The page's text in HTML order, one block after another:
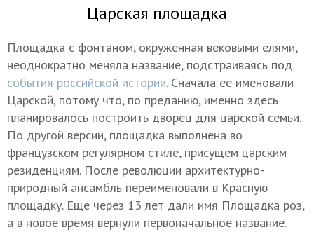
Царская площадка
Площадка с фонтаном, окруженная вековыми елями,
неоднократно меняла название, подстраиваясь под
события российской истории. Сначала ее именовали
Царской, потому что, по преданию, именно здесь
планировалось построить дворец для царской семьи.
По другой версии, площадка выполнена во
французском регулярном стиле, присущем царским
резиденциям. После революции архитектурно-
природный ансамбль переименовали в Красную
площадку. Еще через 13 лет дали имя Площадка роз,
а в новое время вернули первоначальное название.